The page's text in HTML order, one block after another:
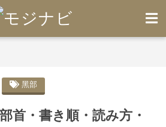
黑部
首・書き順・読み方・